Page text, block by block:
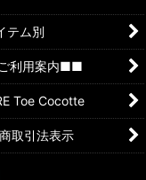
テム別
利用案内■■
Toe Cocotte
取引法表示